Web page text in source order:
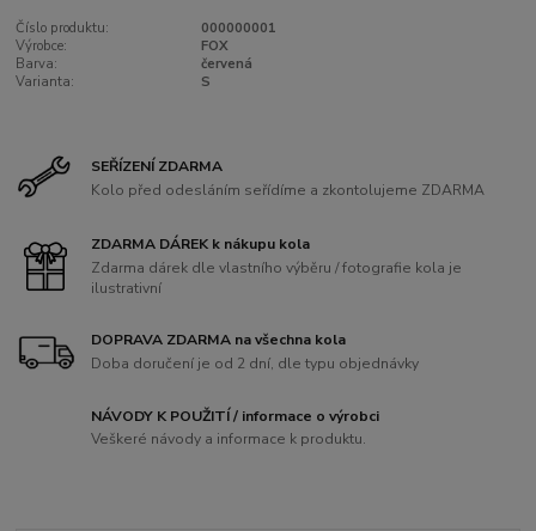
Číslo produktu:
000000001
Výrobce:
FOX
Barva:
červená
Varianta:
S
SEŘÍZENÍ ZDARMA
Kolo před odesláním seřídíme a zkontolujeme ZDARMA
ZDARMA DÁREK k nákupu kola
Zdarma dárek dle vlastního výběru / fotografie kola je
ilustrativní
DOPRAVA ZDARMA na všechna kola
Doba doručení je od 2 dní, dle typu objednávky
NÁVODY K POUŽITÍ / informace o výrobci
Veškeré návody a informace k produktu.